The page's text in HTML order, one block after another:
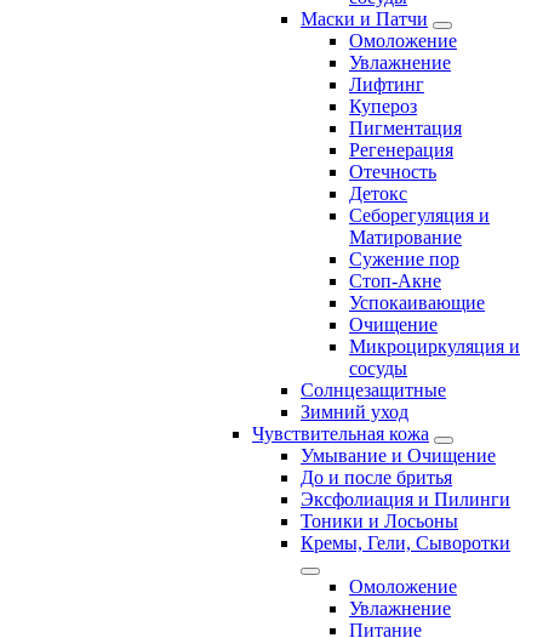
Маски и Патчи
Омоложение
Увлажнение
Лифтинг
Купероз
Пигментация
Регенерация
Отечность
Детокс
Себорегуляция и
Матирование
Сужение пор
Стоп-Акне
Успокаивающие
Очищение
Микроциркуляция и
сосуды
Солнцезащитные
Зимний уход
Чувствительная кожа
Умывание и Очищение
До и после бритья
Эксфолиация и Пилинги
Тоники и Лосьоны
Кремы, Гели, Сыворотки
Омоложение
Увлажнение
Питание